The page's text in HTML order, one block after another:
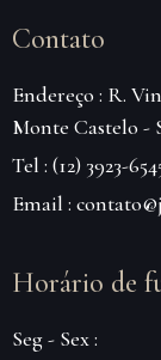
Contato
Endereço : R.
Monte Castelo -
Tel : (12) 3923-
Email :
Horário de
Seg - Sex :